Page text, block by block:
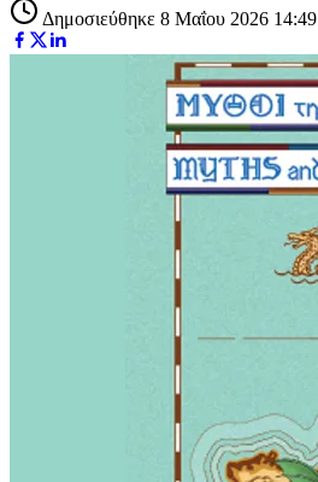
Δημοσιεύθηκε 8 Μαΐου 2026 14:49